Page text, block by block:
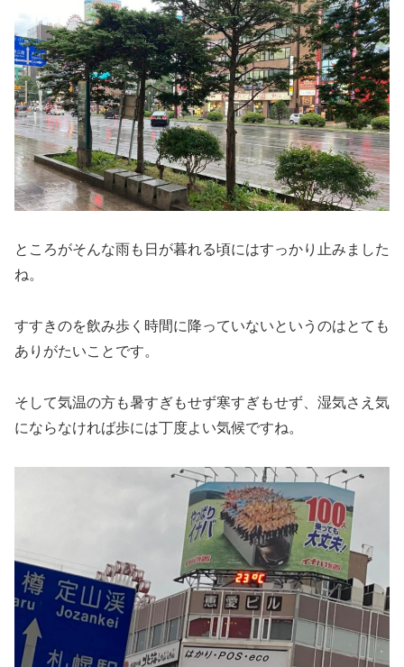
ところがそんな雨も日が暮れる頃にはすっかり止みました
ね。
すすきのを飲み歩く時間に降っていないというのはとても
ありがたいことです。
そして気温の方も暑すぎもせず寒すぎもせず、湿気さえ気
にならなければ歩には丁度よい気候ですね。